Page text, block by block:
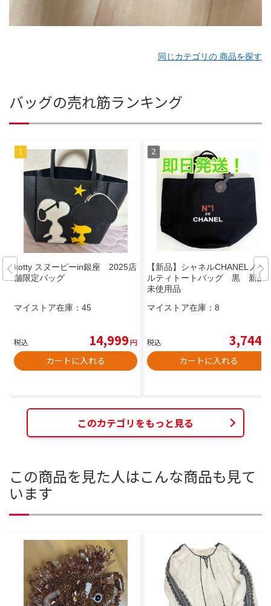
同じカテゴリの 商品を探す
バッグの売れ筋ランキング
kotty スヌーピーin銀座 2025店
舗限定バッグ
マイストア在庫： 45
税込 14,999円
カートに入れる
【新品】シャネルCHANELノベ
ルティトートバッグ 黒 新品
未使用品
マイストア在庫： 8
税込 3,744
カートに入れる
このカテゴリをもっと見る
この商品を見た人はこんな商品も見て
います